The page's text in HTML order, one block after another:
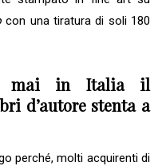
con una tiratura di soli 180
mai in Italia il
d’autore stenta a
perché, molti acquirenti di